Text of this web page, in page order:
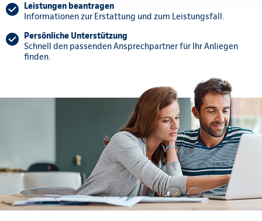
Leistungen beantragen
Informationen zur Erstattung und zum Leistungsfall.
Persönliche Unterstützung
Schnell den passenden Ansprechpartner für Ihr Anliegen
finden.